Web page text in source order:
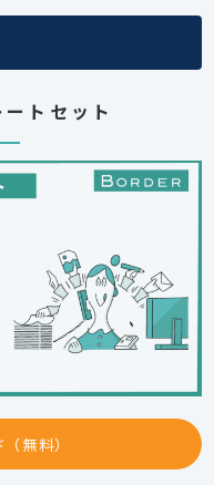
トセット
無料）